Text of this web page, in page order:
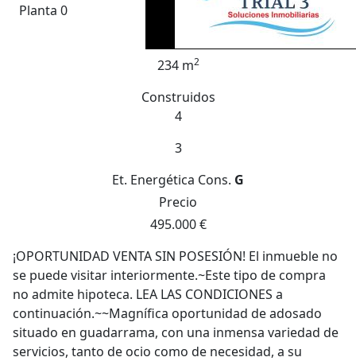
Planta 0
234 m2
Construidos
4
3
Et. Energética Cons. G
Precio
495.000 €
¡OPORTUNIDAD VENTA SIN POSESIÓN! El inmueble no
se puede visitar interiormente.~Este tipo de compra
no admite hipoteca. LEA LAS CONDICIONES a
continuación.~~Magnífica oportunidad de adosado
situado en guadarrama, con una inmensa variedad de
servicios, tanto de ocio como de necesidad, a su